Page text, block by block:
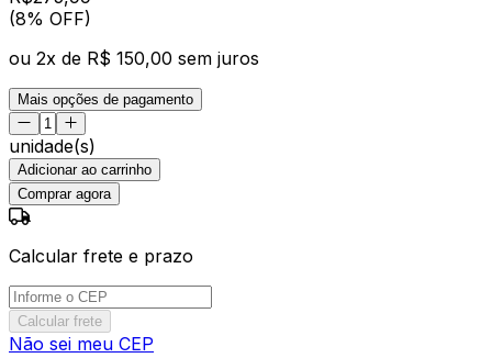
(8% OFF)
ou 2x de R$ 150,00 sem juros
Mais opções de pagamento
unidade(s)
Adicionar ao carrinho
Comprar agora
Calcular frete e prazo
Calcular frete
Não sei meu CEP